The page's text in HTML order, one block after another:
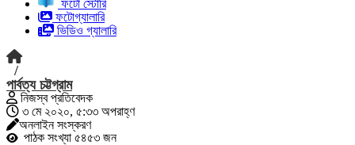
ফটো স্টোরি
ফটোগ্যালারি
ভিডিও গ্যালারি
/
পার্বত্য চট্টগ্রাম
নিজস্ব প্রতিবেদক
৩ মে ২০২০, ৫:৩৩ অপরাহ্ণ
অনলাইন সংস্করণ
পাঠক সংখ্যা ৫৪৫৩ জন